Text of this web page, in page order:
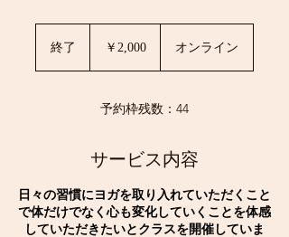
終了 ￥2,000 オンライン
予約枠残数：44
サービス内容
日々の習慣にヨガを取り入れていただくこと
で体だけでなく心も変化していくことを体感
していただきたいとクラスを開催していま